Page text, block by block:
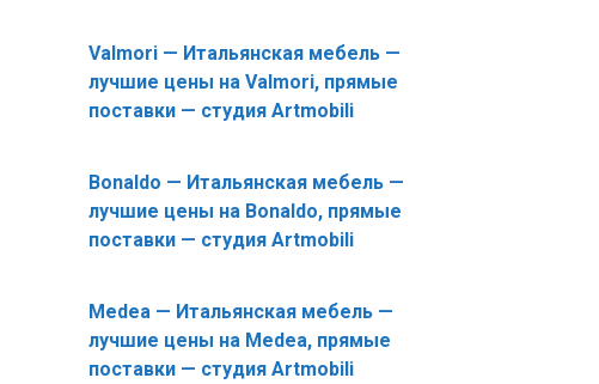
Valmori — Итальянская мебель —
лучшие цены на Valmori, прямые
поставки — студия Artmobili
Bonaldo — Итальянская мебель —
лучшие цены на Bonaldo, прямые
поставки — студия Artmobili
Medea — Итальянская мебель —
лучшие цены на Medea, прямые
поставки — студия Artmobili